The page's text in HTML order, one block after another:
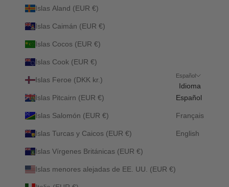
Islas Aland (EUR €)
Islas Caimán (EUR €)
Islas Cocos (EUR €)
Islas Cook (EUR €)
Islas Feroe (DKK kr.)
Islas Pitcairn (EUR €)
Islas Salomón (EUR €)
Islas Turcas y Caicos (EUR €)
Islas Vírgenes Británicas (EUR €)
Islas menores alejadas de EE. UU. (EUR €)
Español
Idioma
Español
Français
English